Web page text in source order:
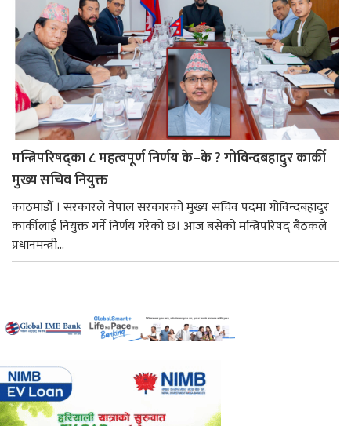
मन्त्रिपरिषद्का ८ महत्वपूर्ण निर्णय के–के ? गोविन्दबहादुर कार्की
मुख्य सचिव नियुक्त
काठमाडौँ । सरकारले नेपाल सरकारको मुख्य सचिव पदमा गोविन्दबहादुर
कार्कीलाई नियुक्त गर्ने निर्णय गरेको छ। आज बसेको मन्त्रिपरिषद् बैठकले
प्रधानमन्त्री...